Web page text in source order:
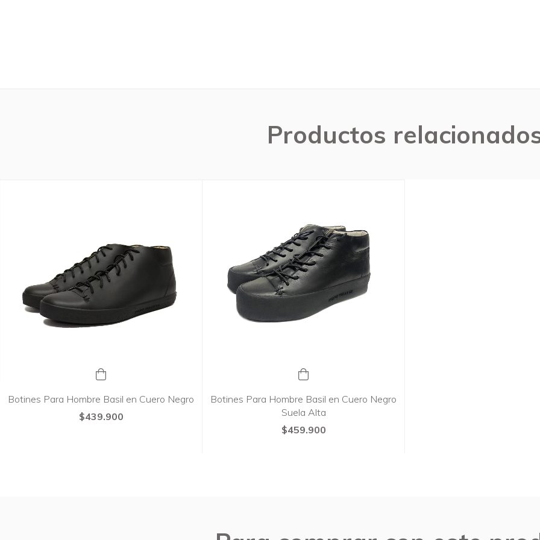
Productos
Botines Para Hombre Basil en Cuero Negro
$439.900
Botines Para Hombre Basil en Cuero Negro
Suela Alta
$459.900